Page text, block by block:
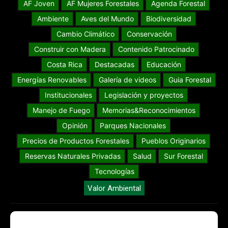
AF Joven AF Mujeres Forestales
Agenda Forestal
Ambiente
Aves del Mundo
Biodiversidad
Cambio Climático
Conservación
Construir con Madera
Contenido Patrocinado
Costa Rica
Destacadas
Educación
Energías Renovables
Galería de videos
Guia Forestal
Institucionales
Legislación y proyectos
Manejo de Fuego
Memorias&Reconocimientos
Opinión
Parques Nacionales
Precios de Productos Forestales
Pueblos Originarios
Reservas Naturales Privadas
Salud
Sur Forestal
Tecnologías
Valor Ambiental